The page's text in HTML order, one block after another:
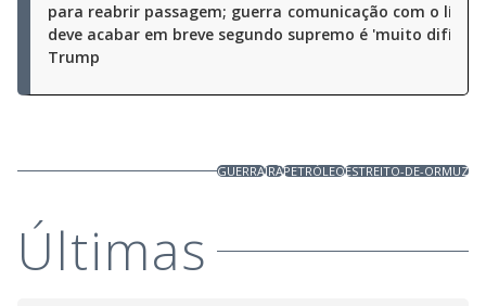
para reabrir passagem; guerra
deve acabar em breve segundo
Trump
comunicação com o líder
supremo é 'muito difícil'
GUERRAIRÃPETRÓLEOESTREITO-DE-ORMUZ
Últimas